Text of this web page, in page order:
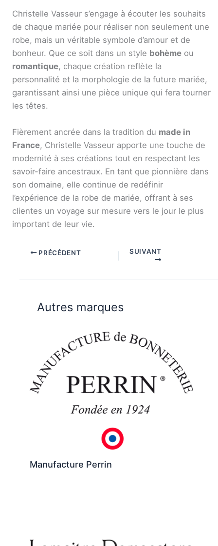
Christelle Vasseur s’engage à écouter les souhaits
de chaque mariée pour réaliser non seulement une
robe, mais un véritable symbole d’amour et de
bonheur. Que ce soit dans un style bohème ou
romantique, chaque création reflète la
personnalité et la morphologie de la future mariée,
garantissant ainsi une pièce unique qui fera tourner
les têtes.
Fièrement ancrée dans la tradition du made in
France, Christelle Vasseur apporte une touche de
modernité à ses créations tout en respectant les
savoir-faire ancestraux. En tant que pionnière dans
son domaine, elle continue de redéfinir
l’expérience de la robe de mariée, offrant à ses
clientes un voyage sur mesure vers le jour le plus
important de leur vie.
PRÉCÉDENT SUIVANT
Autres marques
Manufacture Perrin